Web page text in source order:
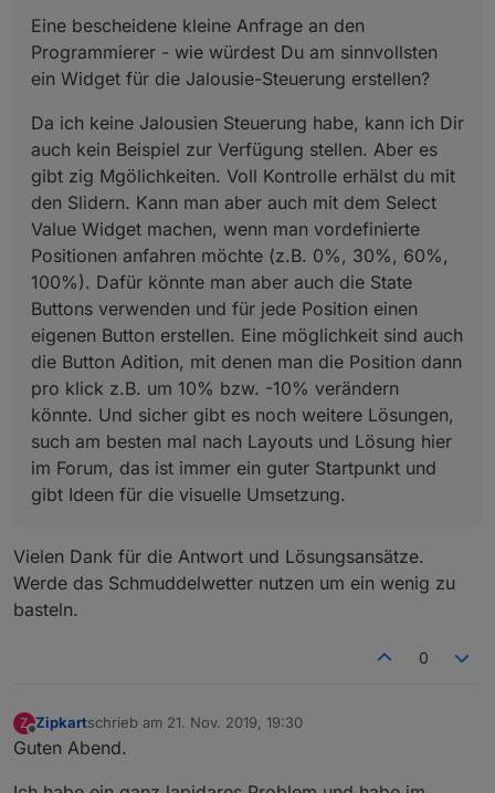
eigenen Button erstellen. Eine möglichkeit sind
auch die Button Adition, mit denen man die Position
dann pro klick z.B. um 10% bzw. -10% verändern
könnte. Und sicher gibt es noch weitere Lösungen,
im Forum, das ist immer ein guter Startpunkt und
gibt Ideen für die visuelle Umsetzung.
nur eine y Achse angezeigt wird egal welche
Linie angezeigt wird. Bei mir blendet er immer
eine zusätzliche y Achse ein, wenn ich eine
Hab mal deine beiden Widgets zum "Zeitraum"
und "Refresh" importiert. Bei der Zeitwahl
aktualisiert er bis 7 Tage und danach zeigt er
den chart nicht mehr an. Wenn ich dann
wieder unter 7 Tagen auswähle, dauert es
manchmal einige min bis etwas angezeigt wird
oder es passiert nichts. Auch der Refresh
Button hilft leider nicht.
Du hast die Datenpunkte (Objekte) auch
Hast du die Anzahl der Datenpunkte begrenzt?
?
Eine bescheidene kleine Anfrage an den
Programmierer - wie würdest Du am sinnvollsten
ein Widget für die Jalousie-Steuerung erstellen?
Da ich keine Jalousien Steuerung habe, kann ich Dir
auch kein Beispiel zur Verfügung stellen. Aber es
gibt zig Mgölichkeiten. Voll Kontrolle erhälst du mit
den Slidern. Kann man aber auch mit dem Select
Value Widget machen, wenn man vordefinierte
Positionen anfahren möchte (z.B. 0%, 30%, 60%,
100%). Dafür könnte man aber auch die State
Buttons verwenden und für jede Position einen
eigenen Button erstellen. Eine möglichkeit sind auch
die Button Adition, mit denen man die Position dann
pro klick z.B. um 10% bzw. -10% verändern
könnte. Und sicher gibt es noch weitere Lösungen,
such am besten mal nach Layouts und Lösung hier
im Forum, das ist immer ein guter Startpunkt und
gibt Ideen für die visuelle Umsetzung.
Vielen Dank für die Antwort und Lösungsansätze.
Werde das Schmuddelwetter nutzen um ein wenig zu
basteln.
0
Z
Offline
Zipkartschrieb am 21. Nov. 2019, 19:30
zuletzt editiert von
Guten Abend.